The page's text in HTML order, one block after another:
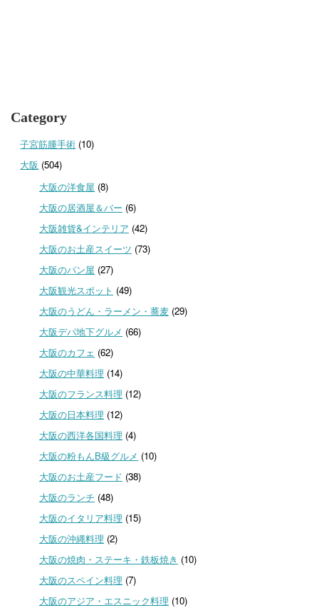
Category
子宮筋腫手術 (10)
大阪 (504)
大阪の洋食屋 (8)
大阪の居酒屋＆バー (6)
大阪雑貨&インテリア (42)
大阪のお土産スイーツ (73)
大阪のパン屋 (27)
大阪観光スポット (49)
大阪のうどん・ラーメン・蕎麦(29)
大阪デパ地下グルメ (66)
大阪のカフェ (62)
大阪の中華料理 (14)
大阪のフランス料理 (12)
大阪の日本料理 (12)
大阪の西洋各国料理 (4)
大阪の粉もんB級グルメ (10)
大阪のお土産フード (38)
大阪のランチ (48)
大阪のイタリア料理 (15)
大阪の沖縄料理 (2)
大阪の焼肉・ステーキ・鉄板焼き (10)
大阪のスペイン料理 (7)
大阪のアジア・エスニック料理 (10)